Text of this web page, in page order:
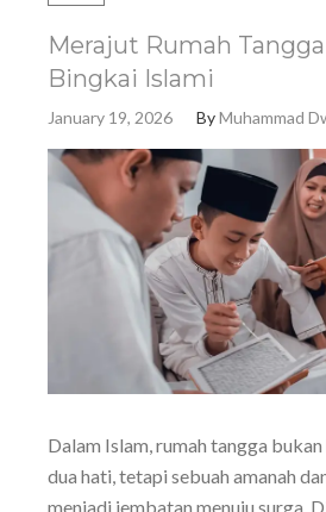
Merajut Rumah
Bingkai Islami
January 19, 2026 ByMuhammad
Dalam Islam, rumah tangga
dua hati, tetapi sebuah amanah
menjadi jembatan menuju surga.